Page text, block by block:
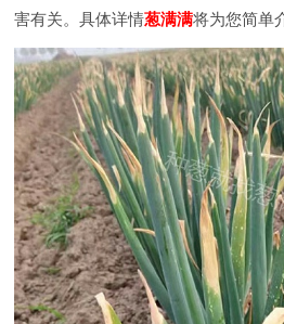
害有关。具体详情葱满满将为您简单